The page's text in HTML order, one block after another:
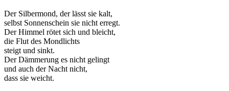
Der Silbermond, der lässt sie kalt,
selbst Sonnenschein sie nicht erregt.
Der Himmel rötet sich und bleicht,
die Flut des Mondlichts
steigt und sinkt.
Der Dämmerung es nicht gelingt
und auch der Nacht nicht,
dass sie weicht.